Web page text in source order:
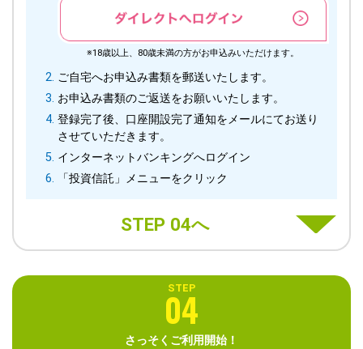
※18歳以上、80歳未満の方がお申込みいただけます。
ご自宅へお申込み書類を郵送いたします。
お申込み書類のご返送をお願いいたします。
登録完了後、口座開設完了通知をメールにてお送り
させていただきます。
インターネットバンキングへログイン
「投資信託」メニューをクリック
STEP 04へ
STEP
04
さっそくご利用開始！